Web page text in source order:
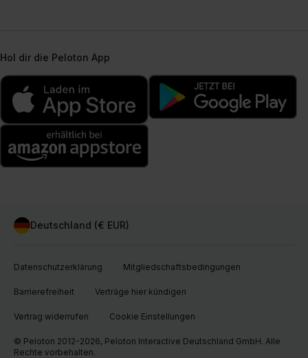
Hol dir die Peloton App
Deutschland (€ EUR)
Datenschutzerklärung Mitgliedschaftsbedingungen
Barrierefreiheit Verträge hier kündigen
Vertrag widerrufen Cookie Einstellungen
© Peloton 2012-2026, Peloton Interactive Deutschland GmbH. Alle
Rechte vorbehalten.